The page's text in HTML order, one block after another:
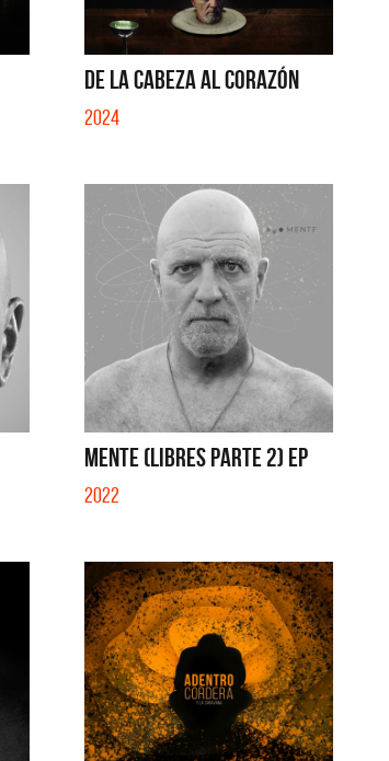
DE LA CABEZA AL CORAZÓN
2024
MENTE (LIBRES PARTE 2) EP
2022